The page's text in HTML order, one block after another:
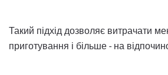
Такий підхід дозволяє витрачати
приготування і більше - на